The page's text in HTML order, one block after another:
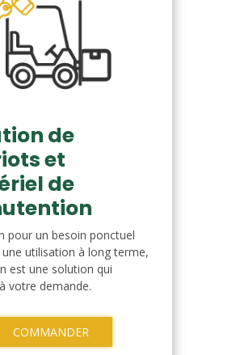
de
et
de
pour un besoin ponctuel
utilisation à long terme,
est une solution qui
votre demande.
COMMANDER